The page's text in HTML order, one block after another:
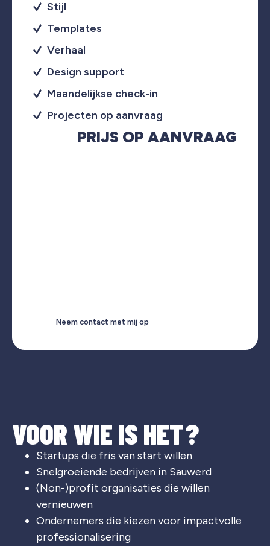
Stijl
Templates
Verhaal
Design support
Maandelijkse check-in
Projecten op aanvraag
PRIJS OP AANVRAAG
Neem contact met mij op
VOOR WIE IS HET?
Startups die fris van start willen
Snelgroeiende bedrijven in Sauwerd
(Non-)profit organisaties die willen
vernieuwen
Ondernemers die kiezen voor impactvolle
professionalisering